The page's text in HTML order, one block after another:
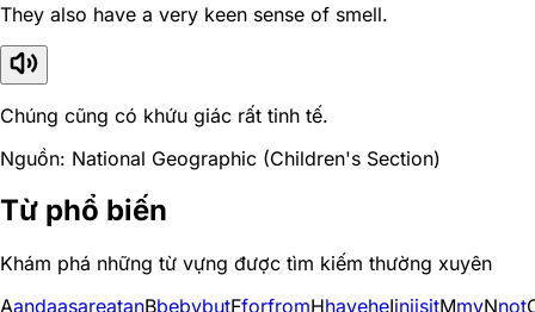
They also have a very keen sense of smell.
Chúng cũng có khứu giác rất tinh tế.
Nguồn: National Geographic (Children's Section)
Từ phổ biến
Khám phá những từ vựng được tìm kiếm thường xuyên
AandaasareatanBbebybutFforfromHhaveheIiniisitMmyNnot